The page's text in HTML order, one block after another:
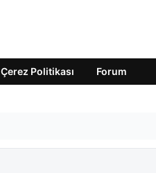
Çerez Politikası Forum